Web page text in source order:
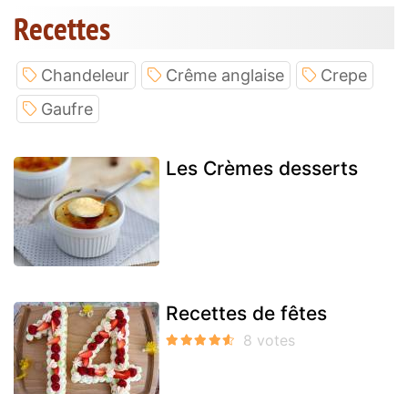
Recettes
Chandeleur Crême anglaise
Crepe
Gaufre
Les Crèmes desserts
Recettes de fêtes